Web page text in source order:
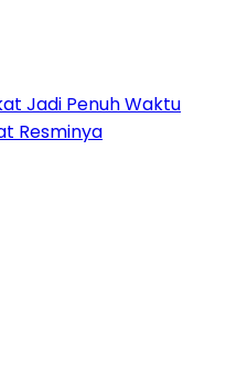
Jadi Penuh Waktu
Resminya